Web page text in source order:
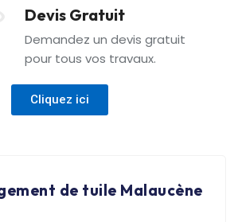
Devis Gratuit
Demandez un devis gratuit
pour tous vos travaux.
Cliquez ici
de tuile Malaucène